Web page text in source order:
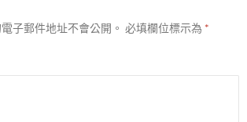
子郵件地址不會公開。 必填欄位標示為 *